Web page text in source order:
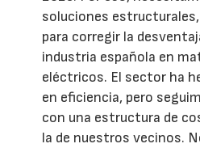
soluciones
para corregir la
industria española en
eléctricos. El sector ha
en eficiencia, pero
con una estructura de
la de nuestros vecinos.